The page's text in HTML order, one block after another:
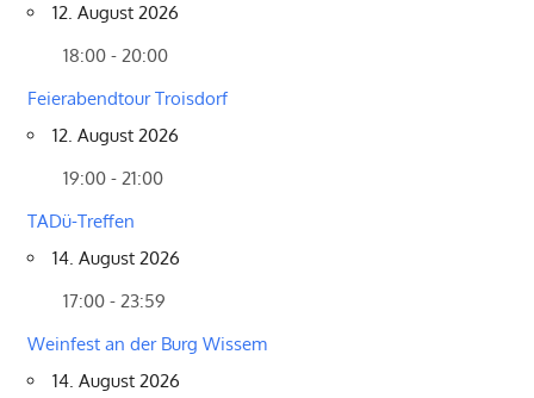
12. August 2026
18:00 - 20:00
Feierabendtour Troisdorf
12. August 2026
19:00 - 21:00
TADü-Treffen
14. August 2026
17:00 - 23:59
Weinfest an der Burg Wissem
14. August 2026